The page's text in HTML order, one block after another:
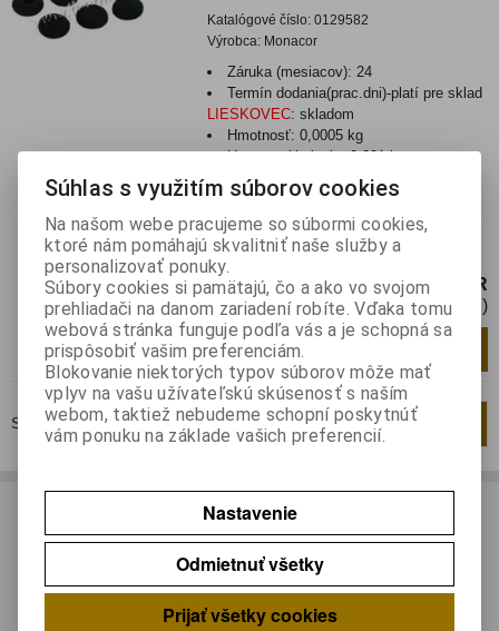
Katalógové číslo: 0129582
Výrobca: Monacor
Záruka (mesiacov): 24
Termín dodania(prac.dni)-platí pre sklad
LIESKOVEC: skladom
Hmotnosť:0,0005 kg
Hmotnosť balenia:0,001 kg
EAN:
4007754225563
SE-50, SE-20 alebo podobné slúchadlá.
Rozmery otvoru:...
1,20 EUR
0,98 EUR (Cena bez DPH)
balenie
Strana1z1Celkom 1záznamov
ODBER NOVINIEK
Registrovať
Súhlas s využitím súborov cookies
Na našom webe pracujeme so súbormi cookies,
ktoré nám pomáhajú skvalitniť naše služby a
personalizovať ponuky.
Súbory cookies si pamätajú, čo a ako vo svojom
prehliadači na danom zariadení robíte. Vďaka tomu
webová stránka funguje podľa vás a je schopná sa
prispôsobiť vašim preferenciám.
Blokovanie niektorých typov súborov môže mať
vplyv na vašu užívateľskú skúsenosť s naším
webom, taktiež nebudeme schopní poskytnúť
vám ponuku na základe vašich preferencií.
Nastavenie
Odmietnuť všetky
Prijať všetky cookies